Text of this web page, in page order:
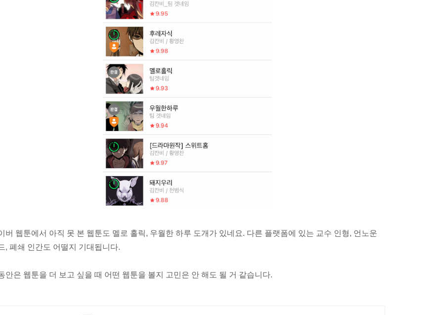
버 웹툰에서 아직 못 본 웹툰도 멜로 홀릭, 우월한 하루 도개가 있네요. 다른 플랫폼에 있는 교수 인형, 언노운
, 폐쇄 인간도 어떨지 기대됩니다.
안은 웹툰을 더 보고 싶을 때 어떤 웹툰을 볼지 고민은 안 해도 될 거 같습니다.